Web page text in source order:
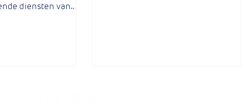
diensten van